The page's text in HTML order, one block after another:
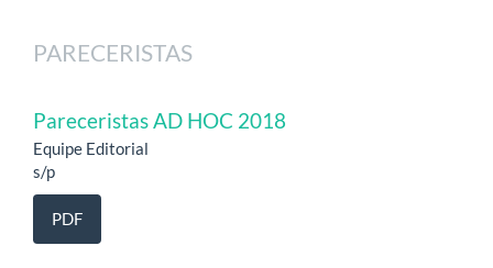
PARECERISTAS
Pareceristas AD HOC 2018
Equipe Editorial
s/p
PDF